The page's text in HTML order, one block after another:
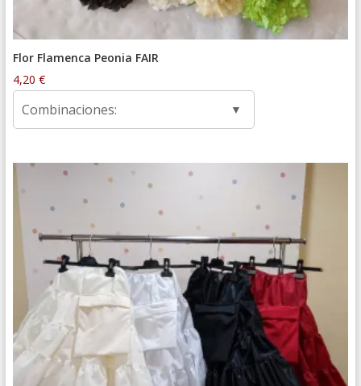
Flor Flamenca Peonia FAIR
4,20 €
Combinaciones: